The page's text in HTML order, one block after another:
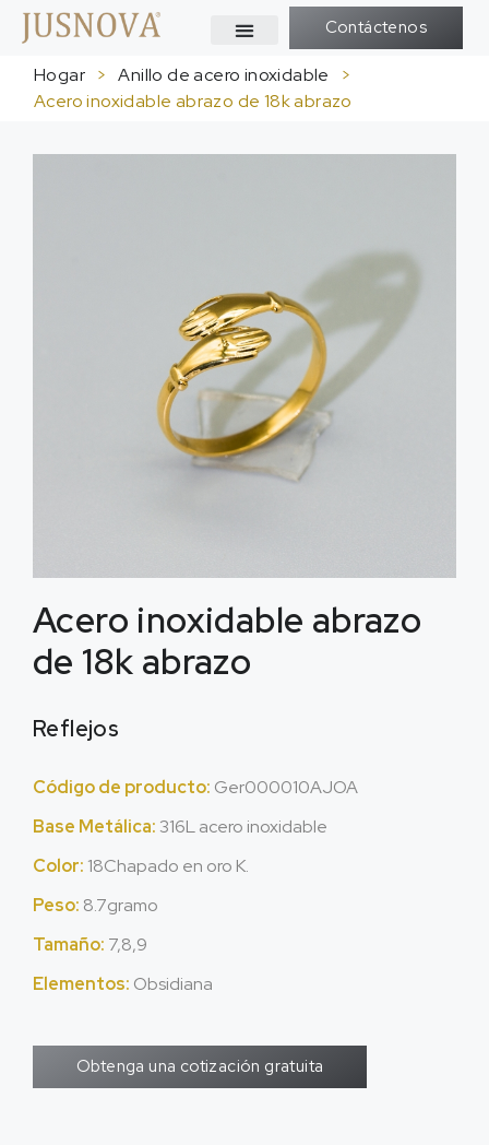
Contáctenos
Hogar > Anillo de acero inoxidable
>
Acero inoxidable abrazo de 18k abrazo
Acero inoxidable abrazo
de 18k abrazo
Reflejos
Código de producto: Ger000010AJOA
Base Metálica: 316L acero inoxidable
Color: 18Chapado en oro K.
Peso: 8.7gramo
Tamaño: 7,8,9
Elementos: Obsidiana
Obtenga una cotización gratuita